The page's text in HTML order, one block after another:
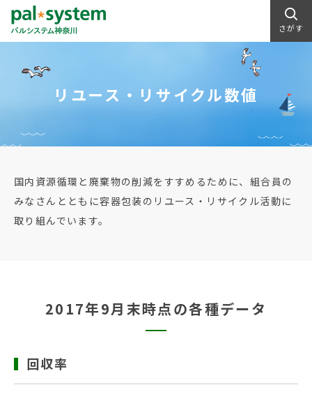
さがす
リユース・リサイクル数値
国内資源循環と廃棄物の削減をすすめるために、組合員の
みなさんとともに容器包装のリユース・リサイクル活動に
取り組んでいます。
2017年9月末時点の各種データ
回収率